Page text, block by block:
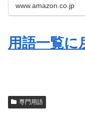
www.amazon.co.jp
用語一覧に
専門用語